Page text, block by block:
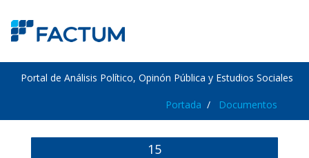
Portal de Análisis Político, Opinón Pública y Estudios Sociales
Portada Documentos
15